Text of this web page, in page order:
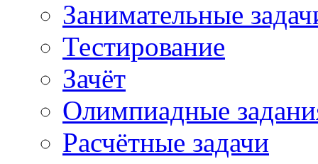
Занимательные
Тестирование
Зачёт
Олимпиадные
Расчётные задачи